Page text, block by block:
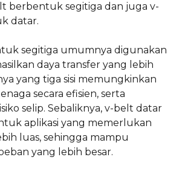
berbentuk segitiga dan juga v-
datar.
segitiga umumnya digunakan
daya transfer yang lebih
yang tiga sisi memungkinkan
secara efisien, serta
selip. Sebaliknya, v-belt datar
aplikasi yang memerlukan
luas, sehingga mampu
yang lebih besar.